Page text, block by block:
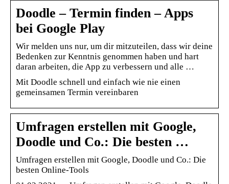
Doodle – Termin finden – Apps
bei Google Play
Wir melden uns nur, um dir mitzuteilen, dass wir deine
Bedenken zur Kenntnis genommen haben und hart
daran arbeiten, die App zu verbessern und alle …
Mit Doodle schnell und einfach wie nie einen
gemeinsamen Termin vereinbaren
Umfragen erstellen mit Google,
Doodle und Co.: Die besten …
Umfragen erstellen mit Google, Doodle und Co.: Die
besten Online-Tools